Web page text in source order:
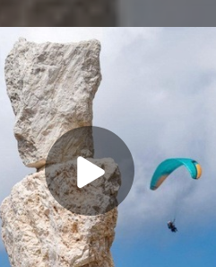
You're all set!